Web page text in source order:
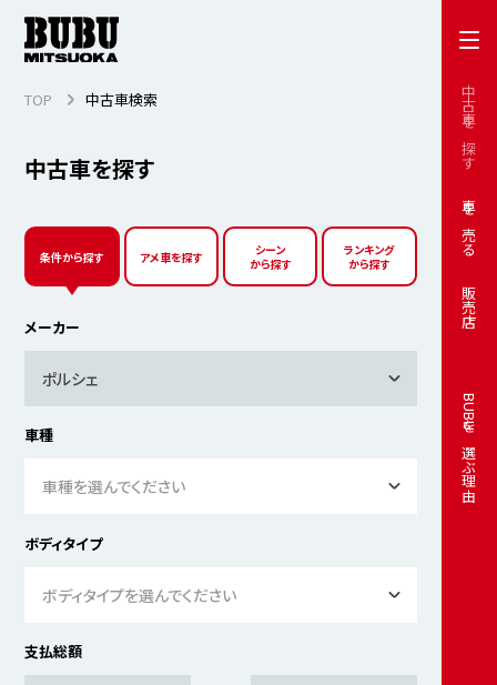
中古車を探す
車を売る
販売店
BUBUを選ぶ理由
中古車を探す
TOP 中古車検索
条件から探す アメ車を探す
シーン
から探す
ランキング
から探す
メーカー
ポルシェ
車種
車種を選んでください
ボディタイプ
ボディタイプを選んでください
支払総額